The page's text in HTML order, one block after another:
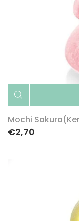
Mochi
€2,70